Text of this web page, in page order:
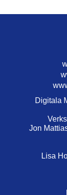
Digitala
Jon
Lisa